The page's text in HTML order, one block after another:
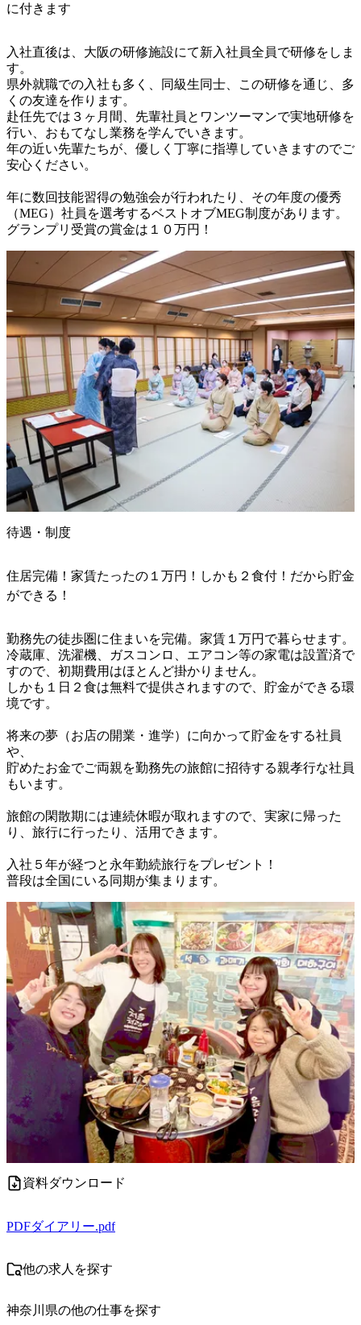
に付きます
入社直後は、大阪の研修施設にて新入社員全員で研修をしま
す。
県外就職での入社も多く、同級生同士、この研修を通じ、多
くの友達を作ります。
赴任先では３ヶ月間、先輩社員とワンツーマンで実地研修を
行い、おもてなし業務を学んでいきます。
年の近い先輩たちが、優しく丁寧に指導していきますのでご
安心ください。
年に数回技能習得の勉強会が行われたり、その年度の優秀
（MEG）社員を選考するベストオブMEG制度があります。
グランプリ受賞の賞金は１０万円！
待遇・制度
住居完備！家賃たったの１万円！しかも２食付！だから貯金
ができる！
勤務先の徒歩圏に住まいを完備。家賃１万円で暮らせます。
冷蔵庫、洗濯機、ガスコンロ、エアコン等の家電は設置済で
すので、初期費用はほとんど掛かりません。
しかも１日２食は無料で提供されますので、貯金ができる環
境です。
将来の夢（お店の開業・進学）に向かって貯金をする社員
や、
貯めたお金でご両親を勤務先の旅館に招待する親孝行な社員
もいます。
旅館の閑散期には連続休暇が取れますので、実家に帰った
り、旅行に行ったり、活用できます。
入社５年が経つと永年勤続旅行をプレゼント！
普段は全国にいる同期が集まります。
資料ダウンロード
PDFダイアリー.pdf
他の求人を探す
神奈川県の他の仕事を探す